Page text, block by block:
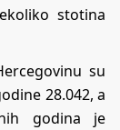
stotina
su
28.042, a
godina je